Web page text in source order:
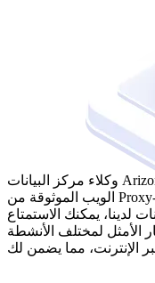
الويب الموثوقة من Proxy-Cheap، المصممة لضمان الاستقرار
لدينا، يمكنك الاستمتاع
الأمثل لمختلف الأنشطة